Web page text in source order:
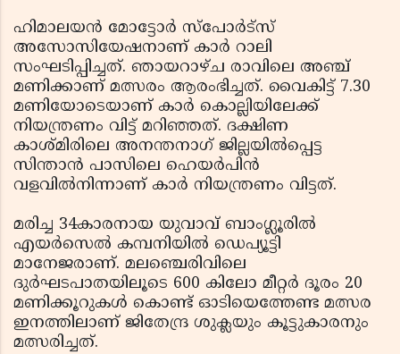
ഹിമാലയന്‍ മോട്ടോര്‍ സ്‌പോര്‍ട്‌സ്
അസോസിയേഷനാണ് കാര്‍ റാലി
സംഘടിപ്പിച്ചത്. ഞായറാഴ്ച രാവിലെ അഞ്ച്
മണിക്കാണ് മത്സരം ആരംഭിച്ചത്. വൈകിട്ട് 7.30
മണിയോടെയാണ് കാര്‍ കൊല്ലിയിലേക്ക്
നിയന്ത്രണം വിട്ട് മറിഞ്ഞത്. ദക്ഷിണ
കാശ്മിരിലെ അനന്തനാഗ് ജില്ലയില്‍പ്പെട്ട
സിന്താന്‍ പാസിലെ ഹെയര്‍പിന്‍
വളവില്‍നിന്നാണ് കാര്‍ നിയന്ത്രണം വിട്ടത്.
മരിച്ച 34കാരനായ യുവാവ് ബാംഗ്ലൂരില്‍
എയര്‍സെല്‍ കമ്പനിയില്‍ ഡെപ്യൂട്ടി
മാനേജരാണ്. മലഞ്ചെരിവിലെ
ദുര്‍ഘടപാതയിലൂടെ 600 കിലോ മീറ്റര്‍ ദൂരം 20
മണിക്കൂറുകള്‍ കൊണ്ട് ഓടിയെത്തേണ്ട മത്സര
ഇനത്തിലാണ് ജിതേന്ദ്ര ശുക്ലയും കൂട്ടുകാരനും
മത്സരിച്ചത്.